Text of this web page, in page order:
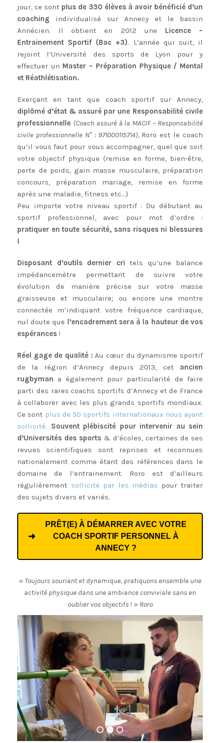
jour, ce sont plus de 330 élèves à avoir bénéficié d’un
coaching individualisé sur Annecy et le bassin
Annécien. Il obtient en 2012 une Licence –
Entrainement Sportif (Bac +3). L’année qui suit, il
rejoint l’Université des sports de Lyon pour y
effectuer un Master – Préparation Physique / Mental
et Réathlétisation.
Exerçant en tant que coach sportif sur Annecy,
diplômé d’état & assuré par une Responsabilité civile
professionnelle (Coach assuré à la MACIF – Responsabilité
civile professionnelle N° : 971000115714), Roro est le coach
qu’il vous faut pour vous accompagner, quel que soit
votre objectif physique (remise en forme, bien-être,
perte de poids, gain masse musculaire, préparation
concours, préparation mariage, remise en forme
après une maladie, fitness etc…)
Peu importe votre niveau sportif : Du débutant au
sportif professionnel, avec pour mot d’ordre :
pratiquer en toute sécurité, sans risques ni blessures
!
Disposant d’outils dernier cri tels qu’une balance
impédancemètre permettant de suivre votre
évolution de manière précise sur votre masse
graisseuse et musculaire; ou encore une montre
connectée m’indiquant votre fréquence cardiaque,
nul doute que l’encadrement sera à la hauteur de vos
espérances !
Réel gage de qualité : Au cœur du dynamisme sportif
de la région d’Annecy depuis 2013, cet ancien
rugbyman a également pour particularité de faire
parti des rares coachs sportifs d’Annecy et de France
à collaborer avec les plus grands sportifs mondiaux.
Ce sont plus de 50 sportifs internationaux nous ayant
sollicité. Souvent plébiscité pour intervenir au sein
d’Universités des sports & d’écoles, certaines de ses
revues scientifiques sont reprises et reconnues
nationalement comme étant des références dans le
domaine de l’entrainement. Roro est d’ailleurs
régulièrement sollicité par les médias pour traiter
des sujets divers et variés.
PRÊT(E) À DÉMARRER AVEC VOTRE
COACH SPORTIF PERSONNEL À
ANNECY ?
« Toujours souriant et dynamique, pratiquons ensemble une
activité physique dans une ambiance conviviale sans en
oublier vos objectifs ! » Roro